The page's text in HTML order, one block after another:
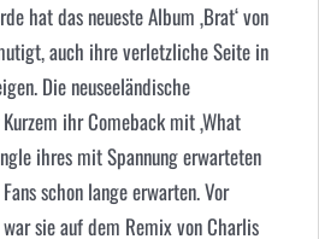
hat das neueste Album ‚Brat‘ von
auch ihre verletzliche Seite in
Die neuseeländische
ihr Comeback mit ‚What
ihres mit Spannung erwarteten
schon lange erwarten. Vor
sie auf dem Remix von Charlis